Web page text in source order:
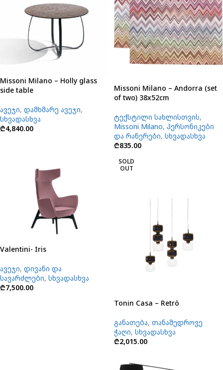
Missoni Milano – Holly glass
side table
ავეჯი, დამხმარე ავეჯი,
სხვადასხვა
₾4,840.00
Missoni Milano – Andorra (set
of two) 38x52cm
ტექსტილი სახლისთვის,
Missoni Milano, პერსონიკები
და რანერები, სხვადასხვა
₾835.00
Valentini- Iris
ავეჯი, დივანი და
სავარძლები, სხვადასხვა
₾7,500.00
SOLD
OUT
Tonin Casa – Retrò
განათება, თანამედროვე
ჭაღი, სხვადასხვა
₾2,015.00